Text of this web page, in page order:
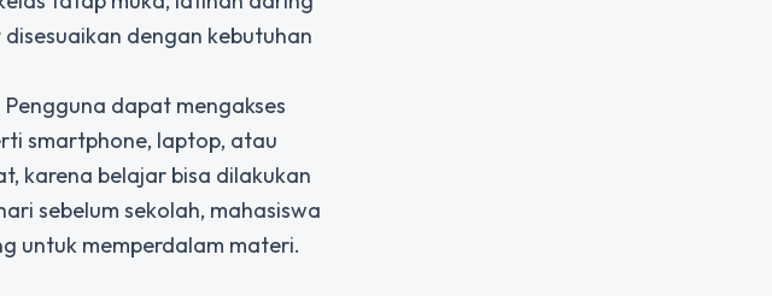
dengan kebutuhan
dapat mengakses
smartphone, laptop, atau
karena belajar bisa dilakukan
sebelum sekolah, mahasiswa
untuk memperdalam materi.